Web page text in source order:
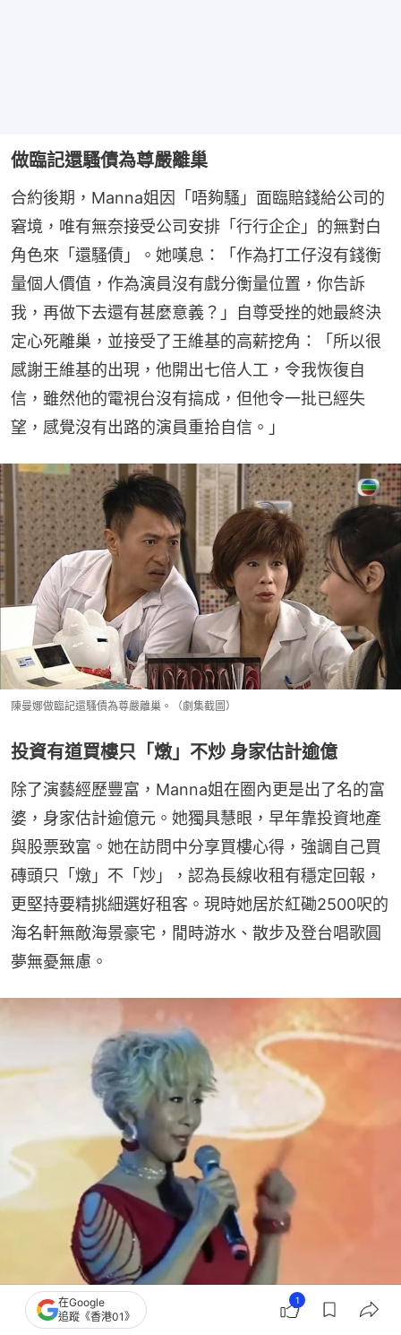
做臨記還騷債為尊嚴離巢
合約後期，Manna姐因「唔夠騷」面臨賠錢給公司的
窘境，唯有無奈接受公司安排「行行企企」的無對白
角色來「還騷債」。她嘆息：「作為打工仔沒有錢衡
量個人價值，作為演員沒有戲分衡量位置，你告訴
我，再做下去還有甚麼意義？」自尊受挫的她最終決
定心死離巢，並接受了王維基的高薪挖角：「所以很
感謝王維基的出現，他開出七倍人工，令我恢復自
信，雖然他的電視台沒有搞成，但他令一批已經失
望，感覺沒有出路的演員重拾自信。」
陳曼娜做臨記還騷債為尊嚴離巢。（劇集截圖）
投資有道買樓只「燉」不炒 身家估計逾億
除了演藝經歷豐富，Manna姐在圈內更是出了名的富
婆，身家估計逾億元。她獨具慧眼，早年靠投資地產
與股票致富。她在訪問中分享買樓心得，強調自己買
磚頭只「燉」不「炒」，認為長線收租有穩定回報，
更堅持要精挑細選好租客。現時她居於紅磡2500呎的
海名軒無敵海景豪宅，閒時游水、散步及登台唱歌圓
夢無憂無慮。
在Google
追蹤《香港01》
1